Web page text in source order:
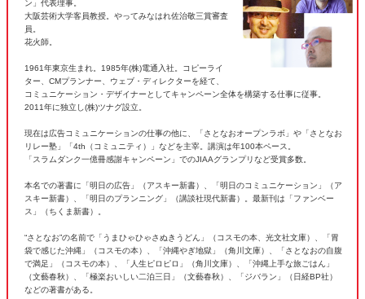
ン」代表理事。
大阪芸術大学客員教授。やってみなはれ佐治敬三賞審査
員。
花火師。
1961年東京生まれ。1985年(株)電通入社。コピーライ
ター、CMプランナー、ウェブ・ディレクターを経て、
コミュニケーション・デザイナーとしてキャンペーン全体を構築する仕事に従事。
2011年に独立し(株)ツナグ設立。
現在は広告コミュニケーションの仕事の他に、「さとなおオープンラボ」や「さとなお
リレー塾」「4th（コミュニティ）」などを主宰。講演は年100本ペース。
「スラムダンク一億冊感謝キャンペーン」でのJIAAグランプリなど受賞多数。
本名での著書に「明日の広告」（アスキー新書）、「明日のコミュニケーション」（ア
スキー新書）、「明日のプランニング」（講談社現代新書）。最新刊は「ファンベー
ス」（ちくま新書）。
“さとなお”の名前で「うまひゃひゃさぬきうどん」（コスモの本、光文社文庫）、「胃
袋で感じた沖縄」（コスモの本）、「沖縄やぎ地獄」（角川文庫）、「さとなおの自腹
で満足」（コスモの本）、「人生ピロピロ」（角川文庫）、「沖縄上手な旅ごはん」
（文藝春秋）、「極楽おいしい二泊三日」（文藝春秋）、「ジバラン」（日経BP社）
などの著書がある。